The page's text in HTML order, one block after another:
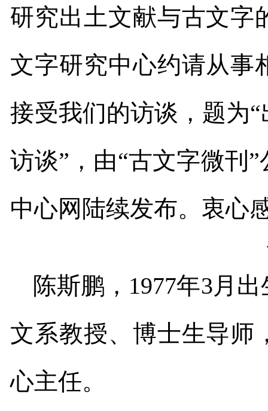
研究出土文献与古文字
文字研究中心约请从事
接受我们的访谈，题为
访谈”，由“古文字微刊
中心网陆续发布。衷心
陈斯鹏， 1977年3月
文系教授、博士生导师
心主任。